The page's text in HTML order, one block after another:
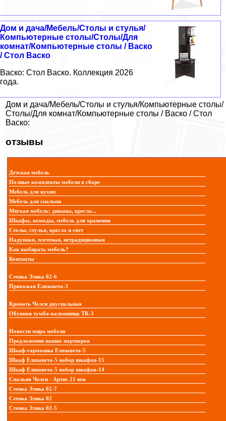
Дом и дача/Мебель/Столы и стулья/
Компьютерные столы/Столы/Для
комнат/Компьютерные столы / Васко
/ Стол Васко
Васко: Стол Васко. Коллекция 2026
года.
Дом и дача/Мебель/Столы и стулья/Компьютерные столы/
Столы/Для комнат/Компьютерные столы / Васко / Стол
Васко:
отзывы
Детская мебель
Полные комплекты мебели в сборе
Мебель для кухни
Мебель для спальни
Мягкая мебель: диваны, кресла...
Шкафы, комоды, мебель для хранения
Столы, стулья, кресла и свет
Надувная, плетеная, нетрадиционная
Как выбирать мебель?
Контакты
Стенка Элика 02-6
Прихожая Елизавета-3
Кровать Челси двуспальная
Обувная тумба-калошница ТК-3
Новости мира мебели
Предложения наших партнеров
Шкаф-гармошка Елизавета-5
Шкаф Елизавета-5 набор шкафов-15
Шкаф Елизавета-5 набор шкафов-14
Спальня Челси - Артис 21 век
Стенка Элика 02-7
Стенка Элика 02
Стенка Элика 02-5